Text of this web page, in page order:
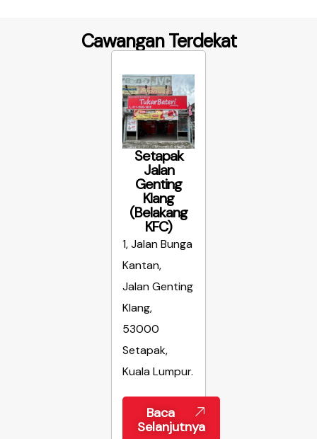
Cawangan Terdekat
Setapak
Jalan
Genting
Klang
(Belakang
KFC)
1, Jalan Bunga
Kantan,
Jalan Genting
Klang,
53000
Setapak,
Kuala Lumpur.
Baca
Selanjutnya